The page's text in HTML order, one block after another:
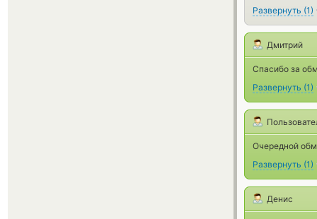
Развернуть (1)
Дмитрий
Спасибо за
Развернуть (1)
Очередной
Развернуть (1)
Денис